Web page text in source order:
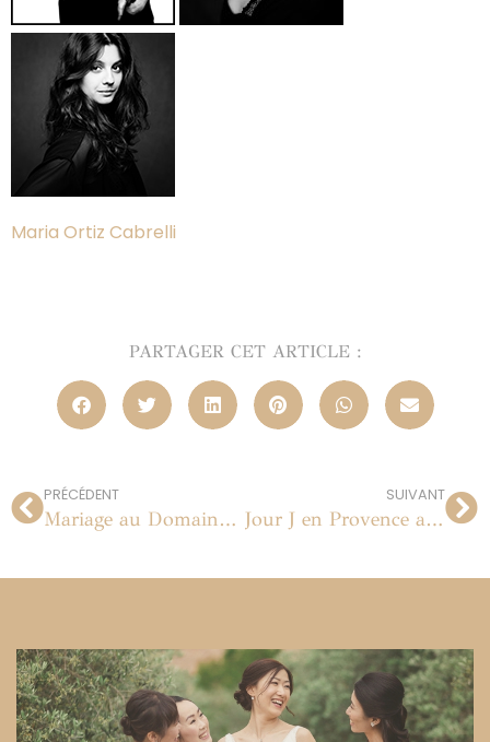
Maria Ortiz Cabrelli
PARTAGER CET ARTICLE :
PRÉCÉDENT
Mariage au Domaine des Bidaudières
SUIVANT
Jour J en Provence au Château Pont Royal